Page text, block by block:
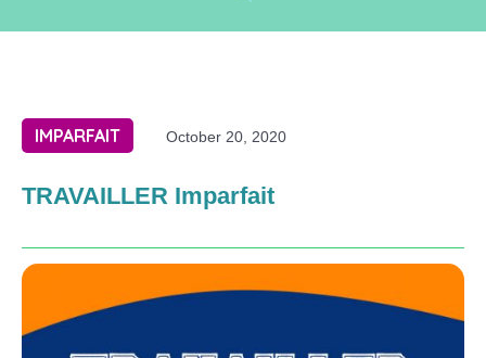
IMPARFAIT October 20, 2020
TRAVAILLER Imparfait